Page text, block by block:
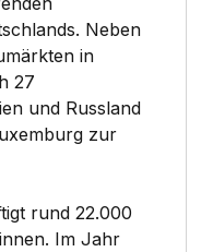
Neben
in
27
und Russland
zur
rund 22.000
Im Jahr